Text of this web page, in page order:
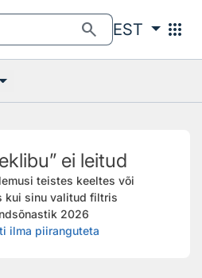
search EST apps
ei leitud
teistes keeltes või
kui sinu valitud filtris
2026
ilma piiranguteta